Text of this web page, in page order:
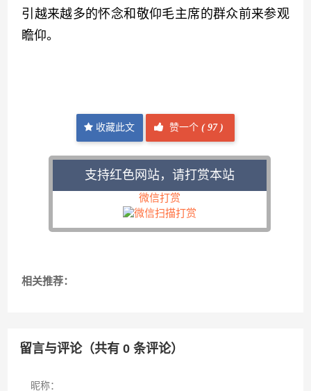
引越来越多的怀念和敬仰毛主席的群众前来参观
瞻仰。
收藏此文 赞一个( 97 )
支持红色网站，请打赏本站
微信打赏
相关推荐：
留言与评论（共有0 条评论）
昵称：